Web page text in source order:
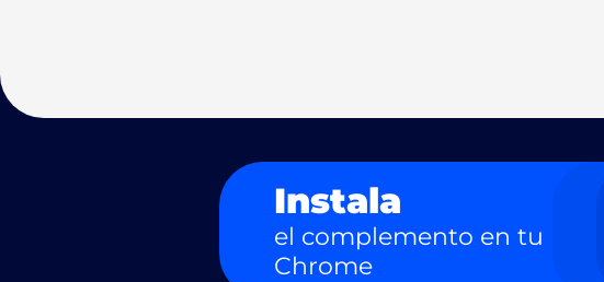
Instala
el complemento en tu
Chrome